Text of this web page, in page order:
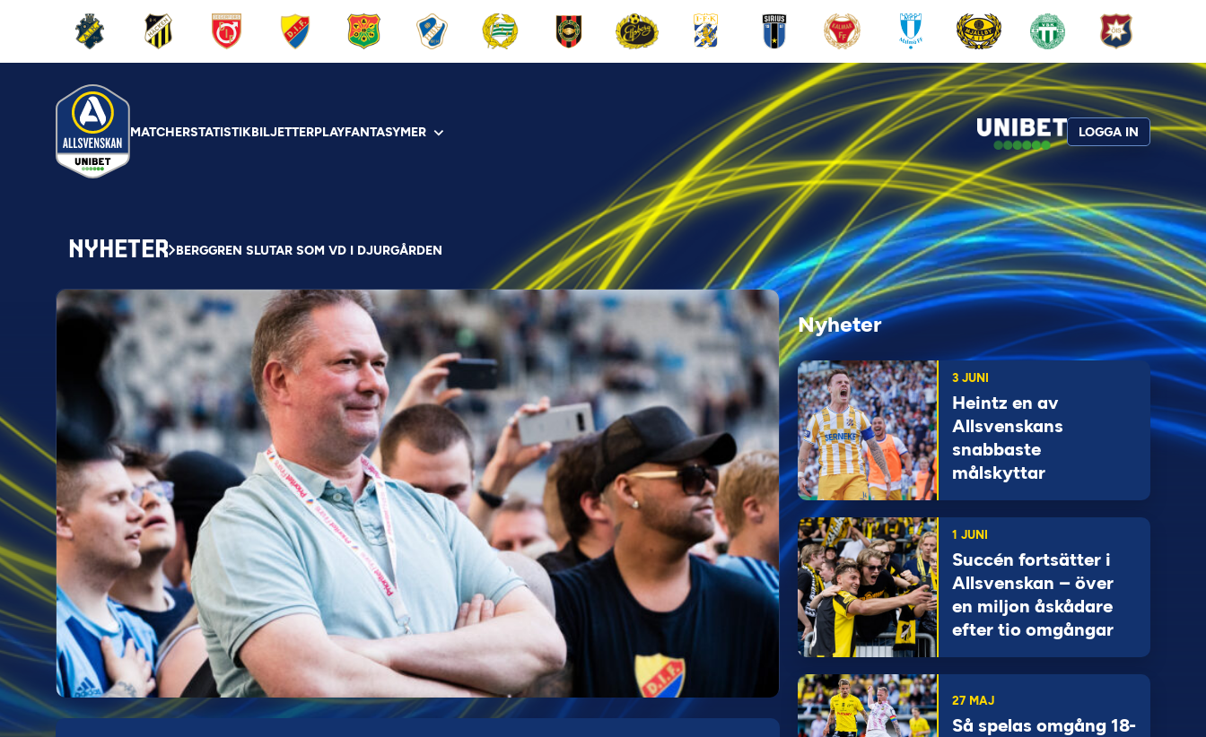
MATCHERSTATISTIKBILJETTERPLAYFANTASYMER LOGGA IN
NYHETER BERGGREN SLUTAR SOM VD I DJURGÅRDEN
Nyheter
3 JUNI
Heintz en av
Allsvenskans
snabbaste
målskyttar
1 JUNI
Succén fortsätter i
Allsvenskan – över
en miljon åskådare
efter tio omgångar
27 MAJ
Så spelas omgång 18-